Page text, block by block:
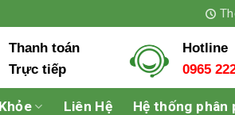
Thanh toán
Trực tiếp
Hotline
0965
Liên Hệ Hệ thống phân